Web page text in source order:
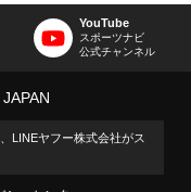
YouTube
スポーツナビ
公式チャンネル
LINEヤフー株式会社がス